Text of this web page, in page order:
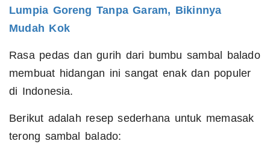
Lumpia Goreng Tanpa Garam, Bikinnya
Mudah Kok
Rasa pedas dan gurih dari bumbu sambal balado
membuat hidangan ini sangat enak dan populer
di Indonesia.
Berikut adalah resep sederhana untuk memasak
terong sambal balado: